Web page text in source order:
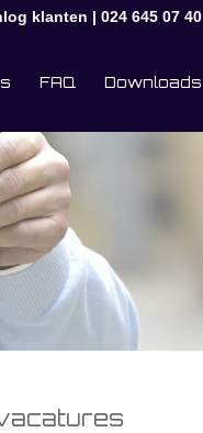
klanten | 024 645 07 40
FAQ Downloads